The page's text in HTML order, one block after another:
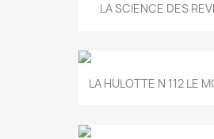
LA SCIENCE DES
LA HULOTTE N 112 LE